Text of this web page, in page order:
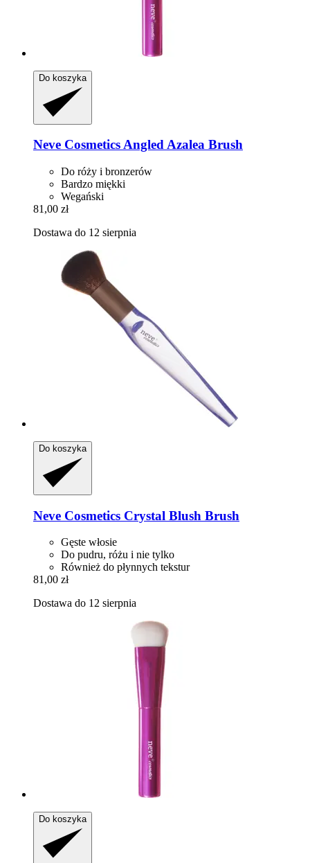
Do koszyka
Neve CosmeticsAngled Azalea Brush
Do róży i bronzerów
Bardzo miękki
Wegański
81,00 zł
Dostawa do 12 sierpnia
Do koszyka
Neve Cosmetics Crystal Blush Brush
Gęste włosie
Do pudru, różu i nie tylko
Również do płynnych tekstur
81,00 zł
Dostawa do 12 sierpnia
Do koszyka